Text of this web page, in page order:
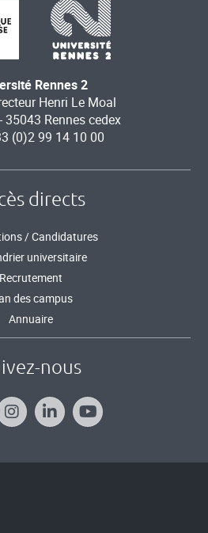
Rennes 2
Henri Le Moal
35043 Rennes cedex
(0)2 99 14 10 00
directs
/ Candidatures
universitaire
Recrutement
des campus
Annuaire
nous